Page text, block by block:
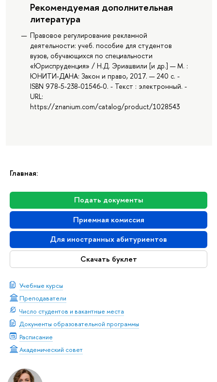
Главная:
Подать документы
Приемная комиссия
Для иностранных абитуриентов
Скачать буклет
Учебные курсы
Преподаватели
Число студентов и вакантные места
Документы образовательной программы
Расписание
Академический совет
Рекомендуемая дополнительная
литература
Правовое регулирование рекламной
деятельности: учеб. пособие для студентов
вузов, обучающихся по специальности
«Юриспруденция» / Н.Д. Эриашвили [и др.] — М. :
ЮНИТИ-ДАНА: Закон и право, 2017. — 240 с. -
ISBN 978-5-238-01546-0. - Текст : электронный. -
URL:
https://znanium.com/catalog/product/1028543